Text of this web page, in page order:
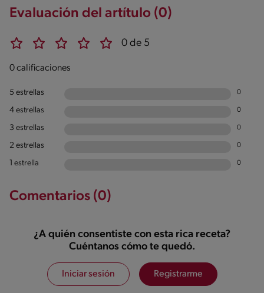
Evaluación del artítulo (0)
0 de 5
0 calificaciones
5 estrellas 0
4 estrellas 0
3 estrellas 0
2 estrellas 0
1 estrella 0
Comentarios (0)
¿A quién consentiste con esta rica receta?
Cuéntanos cómo te quedó.
Iniciar sesión Registrarme